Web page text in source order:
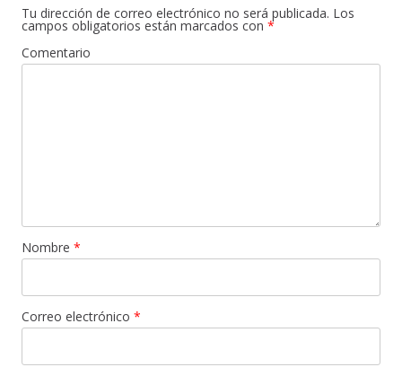
Tu dirección de correo electrónico no será publicada. Los
campos obligatorios están marcados con *
Comentario
Nombre *
Correo electrónico *